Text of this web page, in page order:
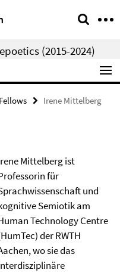
(2015-2024)
Irene Mittelberg
Mittelberg ist
für
und
Semiotik am
Technology Centre
der RWTH
wo sie das